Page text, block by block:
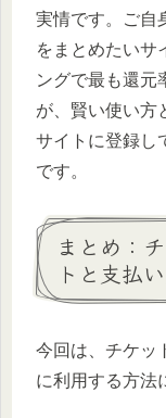
実情です。ご自
をまとめたいサ
ングで最も還元
が、賢い使い方
サイトに登録し
です。
まとめ：
トと支払
今回は、チケッ
に利用する方法